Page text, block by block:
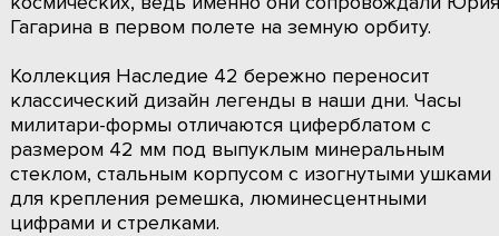
Гагарина в первом полете на земную орбиту.
Коллекция Наследие 42 бережно переносит
классический дизайн легенды в наши дни. Часы
милитари-формы отличаются циферблатом c
размером 42 мм под выпуклым минеральным
стеклом, стальным корпусом с изогнутыми ушками
для крепления ремешка, люминесцентными
цифрами и стрелками.